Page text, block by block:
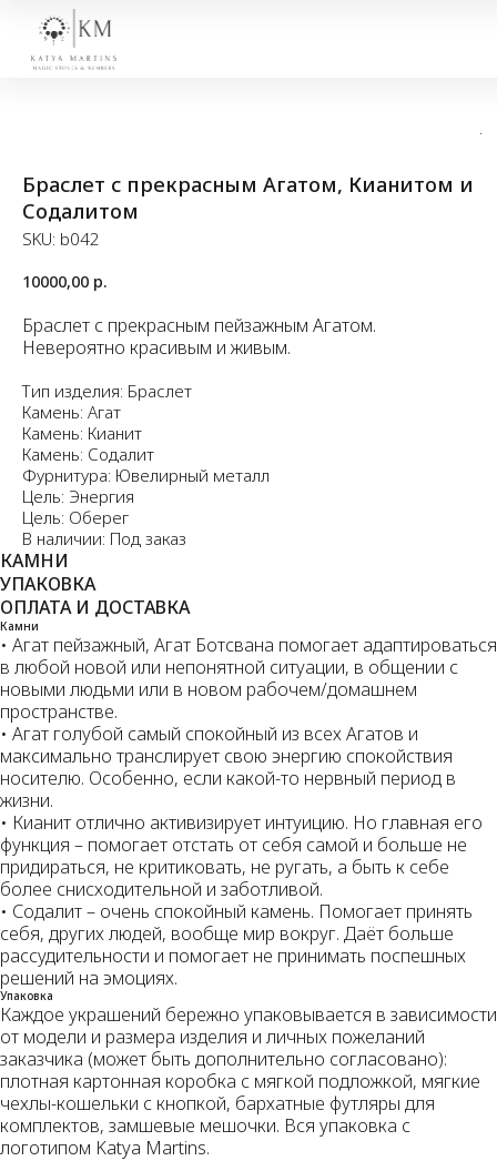
Браслет с прекрасным Агатом, Кианитом и
Содалитом
SKU: b042
10000,00 р.
Браслет с прекрасным пейзажным Агатом.
Невероятно красивым и живым.
Тип изделия: Браслет
Камень: Агат
Камень: Кианит
Камень: Содалит
Фурнитура: Ювелирный металл
Цель: Энергия
Цель: Оберег
В наличии: Под заказ
КАМНИ
УПАКОВКА
ОПЛАТА И ДОСТАВКА
Камни
• Агат пейзажный, Агат Ботсвана помогает адаптироваться
в любой новой или непонятной ситуации, в общении с
новыми людьми или в новом рабочем/домашнем
пространстве.
• Агат голубой самый спокойный из всех Агатов и
максимально транслирует свою энергию спокойствия
носителю. Особенно, если какой-то нервный период в
жизни.
• Кианит отлично активизирует интуицию. Но главная его
функция – помогает отстать от себя самой и больше не
придираться, не критиковать, не ругать, а быть к себе
более снисходительной и заботливой.
• Содалит – очень спокойный камень. Помогает принять
себя, других людей, вообще мир вокруг. Даёт больше
рассудительности и помогает не принимать поспешных
решений на эмоциях.
Упаковка
Каждое украшений бережно упаковывается в зависимости
от модели и размера изделия и личных пожеланий
заказчика (может быть дополнительно согласовано):
плотная картонная коробка с мягкой подложкой, мягкие
чехлы-кошельки с кнопкой, бархатные футляры для
комплектов, замшевые мешочки. Вся упаковка с
логотипом Katya Martins.